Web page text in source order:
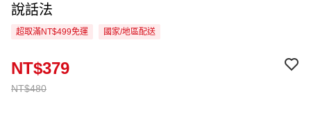
說話法
超取滿NT$499免運 國家/地區配送
NT$480
NT$379